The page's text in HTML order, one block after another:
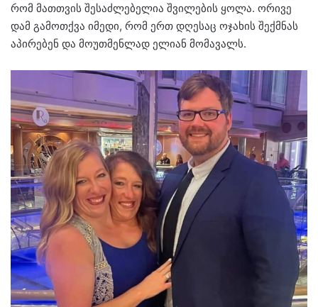
რომ მათთვის შესაძლებელია შვილების ყოლა. ორივე
დამ გამოთქვა იმედი, რომ ერთ დღესაც ოჯახის შექმნას
აპირებენ და მოუთმენლად ელიან მომავალს.